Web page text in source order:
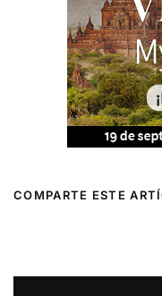
COMPARTE ESTE